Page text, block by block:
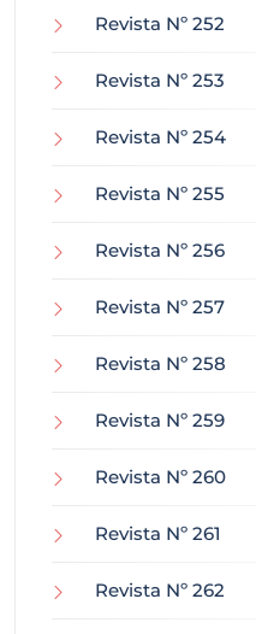
Revista Nº 252
Revista Nº 253
Revista Nº 254
Revista Nº 255
Revista Nº 256
Revista Nº 257
Revista Nº 258
Revista Nº 259
Revista Nº 260
Revista Nº 261
Revista Nº 262